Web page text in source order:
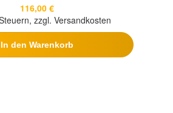
116,00 €
zzgl. Versandkosten
In den Warenkorb